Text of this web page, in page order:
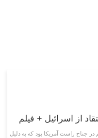
از اسرائیل + فیلم
راست آمریکا بود که به دلیل